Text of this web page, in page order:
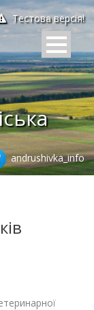
Тестова версія!
andrushivka_info